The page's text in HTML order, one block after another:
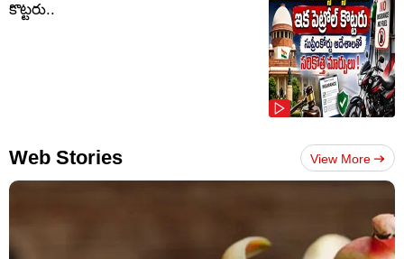
కొట్టరు..
Web Stories View More